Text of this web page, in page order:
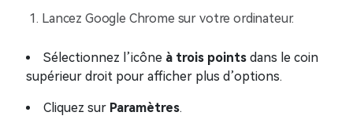
Lancez Google Chrome sur votre ordinateur.
Sélectionnez l’icône à trois points dans le coin
supérieur droit pour afficher plus d’options.
Cliquez sur Paramètres.